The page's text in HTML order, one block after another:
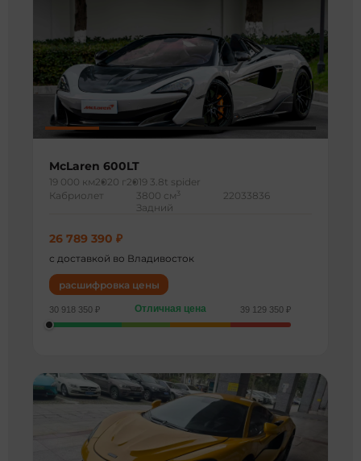
McLaren 600LT
19 000 км2020 г 2019 3.8t spider
Кабриолет
3800 см 3
Задний
22033836
26 789 390 ₽
с доставкой во Владивосток
расшифровка цены
30 918 350 ₽ Отличная цена 39 129 350 ₽